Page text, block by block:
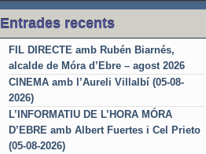
Entrades recents
FIL DIRECTE amb Rubén Biarnés,
alcalde de Móra d’Ebre – agost 2026
CINEMA amb l’Aureli Villalbí (05-08-
2026)
L’INFORMATIU DE L’HORA MÓRA
D’EBRE amb Albert Fuertes i Cel Prieto
(05-08-2026)